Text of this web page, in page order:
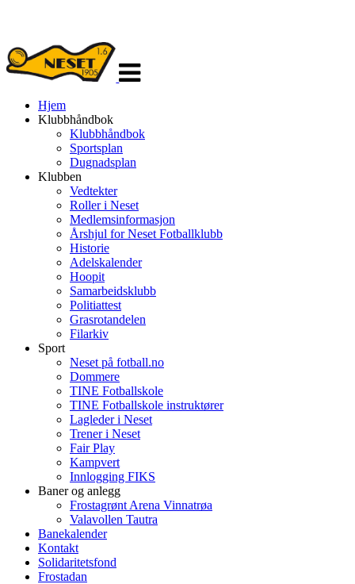
navigasjon
Hjem
Klubbhåndbok
Klubbhåndbok
Sportsplan
Dugnadsplan
Klubben
Vedtekter
Roller i Neset
Medlemsinformasjon
Årshjul for Neset Fotballklubb
Historie
Adelskalender
Hoopit
Samarbeidsklubb
Politiattest
Grasrotandelen
Filarkiv
Sport
Neset på fotball.no
Dommere
TINE Fotballskole
TINE Fotballskole instruktører
Lagleder i Neset
Trener i Neset
Fair Play
Kampvert
Innlogging FIKS
Baner og anlegg
Frostagrønt Arena Vinnatrøa
Valavollen Tautra
Banekalender
Kontakt
Solidaritetsfond
Frostadan